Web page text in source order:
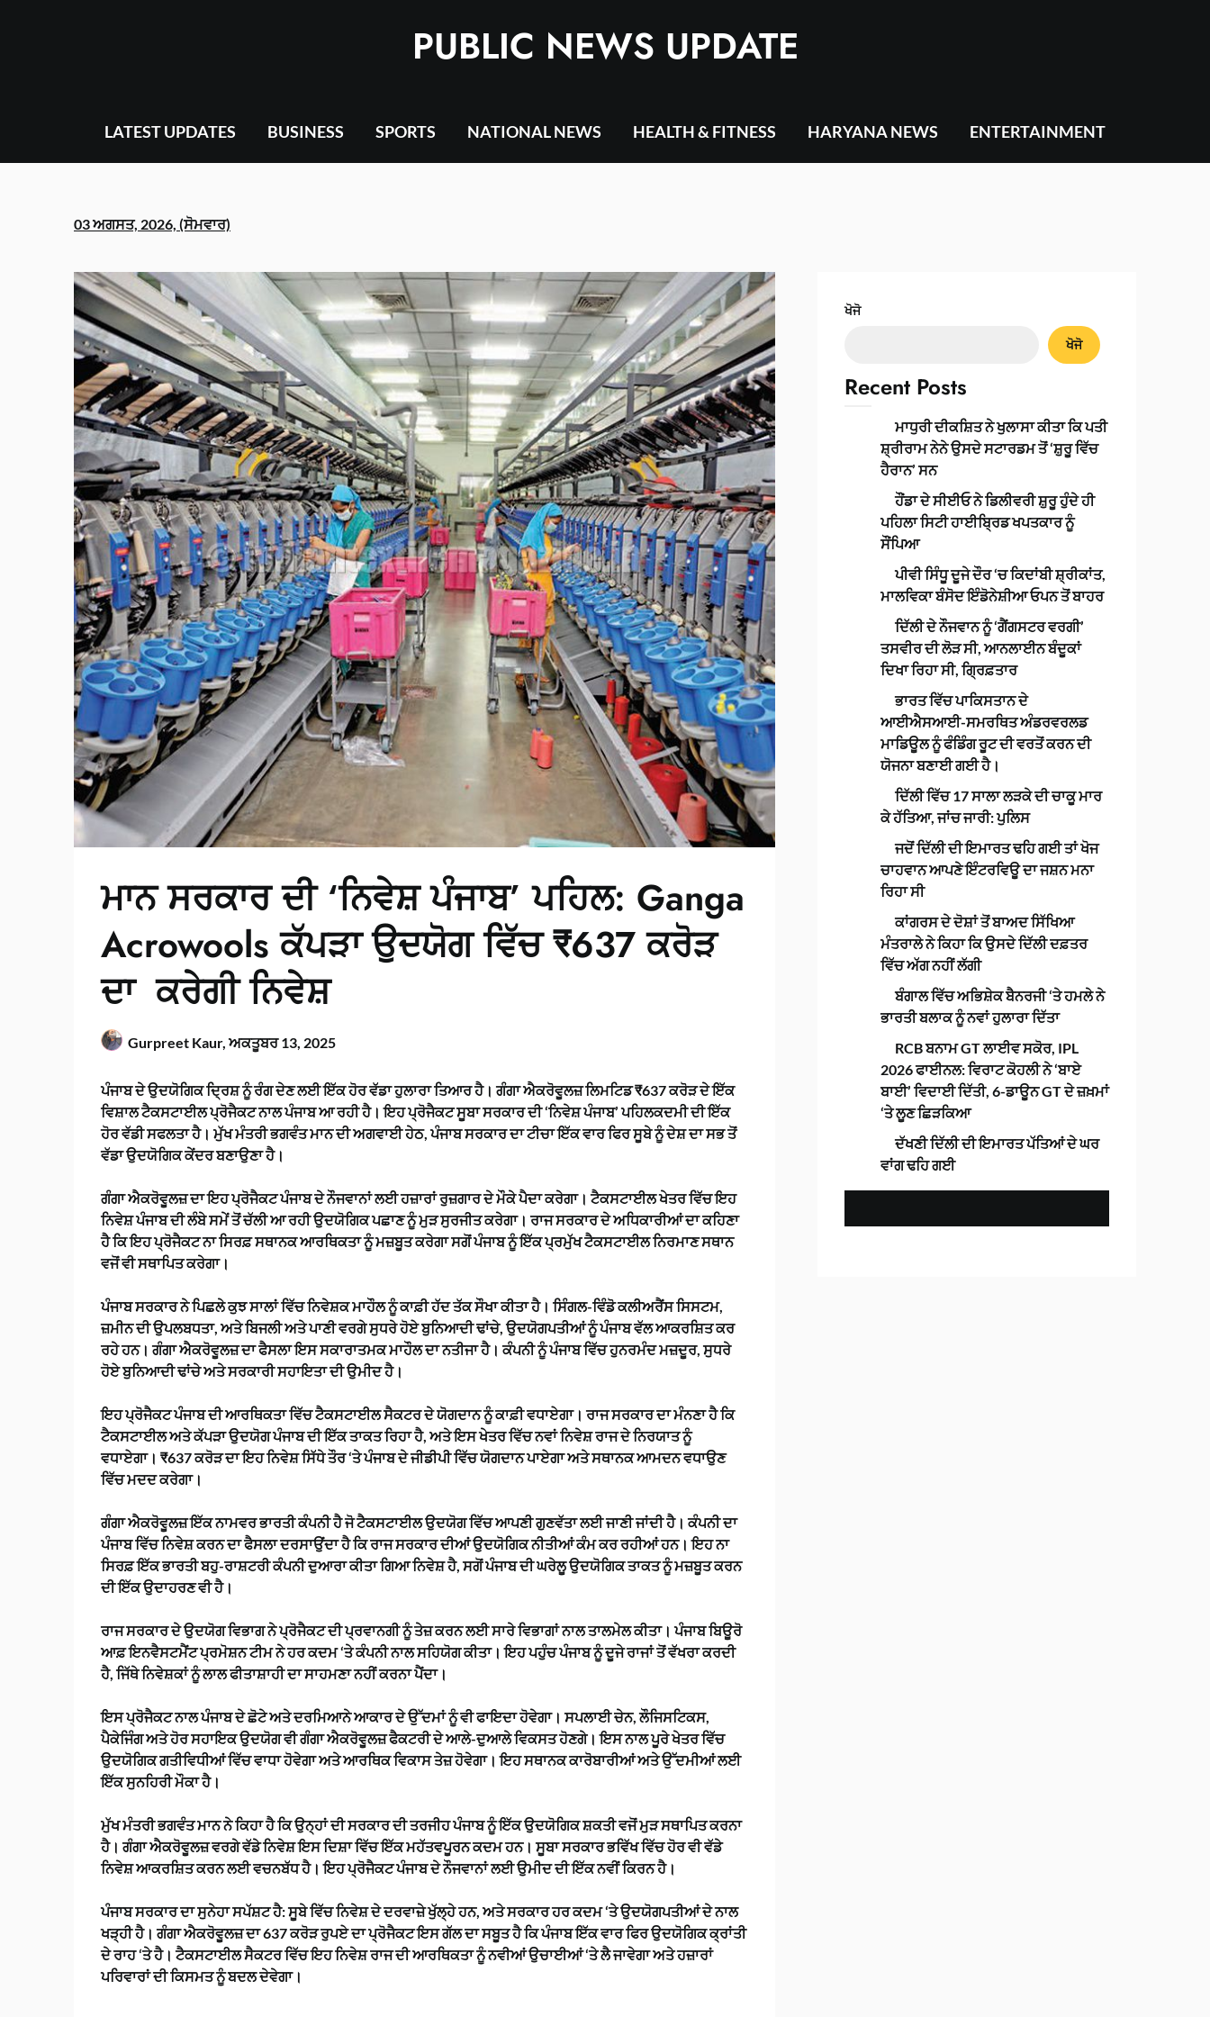
PUBLIC NEWS UPDATE
LATEST UPDATES BUSINESS SPORTS NATIONAL NEWS HEALTH & FITNESS HARYANA NEWS ENTERTAINMENT
03 ਅਗਸਤ, 2026, (ਸੋਮਵਾਰ)
ਮਾਨ ਸਰਕਾਰ ਦੀ ‘ਨਿਵੇਸ਼ ਪੰਜਾਬ’ ਪਹਿਲ: Ganga
Acrowools ਕੱਪੜਾ ਉਦਯੋਗ ਵਿੱਚ ₹637 ਕਰੋੜ
ਦਾ ਕਰੇਗੀ ਨਿਵੇਸ਼
Gurpreet Kaur,ਅਕਤੂਬਰ 13, 2025
ਪੰਜਾਬ ਦੇ ਉਦਯੋਗਿਕ ਦ੍ਰਿਸ਼ ਨੂੰ ਰੰਗ ਦੇਣ ਲਈ ਇੱਕ ਹੋਰ ਵੱਡਾ ਹੁਲਾਰਾ ਤਿਆਰ ਹੈ। ਗੰਗਾ ਐਕਰੋਵੂਲਜ਼ ਲਿਮਟਿਡ ₹637 ਕਰੋੜ ਦੇ ਇੱਕ
ਵਿਸ਼ਾਲ ਟੈਕਸਟਾਈਲ ਪ੍ਰੋਜੈਕਟ ਨਾਲ ਪੰਜਾਬ ਆ ਰਹੀ ਹੈ। ਇਹ ਪ੍ਰੋਜੈਕਟ ਸੂਬਾ ਸਰਕਾਰ ਦੀ ‘ਨਿਵੇਸ਼ ਪੰਜਾਬ’ ਪਹਿਲਕਦਮੀ ਦੀ ਇੱਕ
ਹੋਰ ਵੱਡੀ ਸਫਲਤਾ ਹੈ। ਮੁੱਖ ਮੰਤਰੀ ਭਗਵੰਤ ਮਾਨ ਦੀ ਅਗਵਾਈ ਹੇਠ, ਪੰਜਾਬ ਸਰਕਾਰ ਦਾ ਟੀਚਾ ਇੱਕ ਵਾਰ ਫਿਰ ਸੂਬੇ ਨੂੰ ਦੇਸ਼ ਦਾ ਸਭ ਤੋਂ
ਵੱਡਾ ਉਦਯੋਗਿਕ ਕੇਂਦਰ ਬਣਾਉਣਾ ਹੈ।
ਗੰਗਾ ਐਕਰੋਵੂਲਜ਼ ਦਾ ਇਹ ਪ੍ਰੋਜੈਕਟ ਪੰਜਾਬ ਦੇ ਨੌਜਵਾਨਾਂ ਲਈ ਹਜ਼ਾਰਾਂ ਰੁਜ਼ਗਾਰ ਦੇ ਮੌਕੇ ਪੈਦਾ ਕਰੇਗਾ। ਟੈਕਸਟਾਈਲ ਖੇਤਰ ਵਿੱਚ ਇਹ
ਨਿਵੇਸ਼ ਪੰਜਾਬ ਦੀ ਲੰਬੇ ਸਮੇਂ ਤੋਂ ਚੱਲੀ ਆ ਰਹੀ ਉਦਯੋਗਿਕ ਪਛਾਣ ਨੂੰ ਮੁੜ ਸੁਰਜੀਤ ਕਰੇਗਾ। ਰਾਜ ਸਰਕਾਰ ਦੇ ਅਧਿਕਾਰੀਆਂ ਦਾ ਕਹਿਣਾ
ਹੈ ਕਿ ਇਹ ਪ੍ਰੋਜੈਕਟ ਨਾ ਸਿਰਫ਼ ਸਥਾਨਕ ਆਰਥਿਕਤਾ ਨੂੰ ਮਜ਼ਬੂਤ ਕਰੇਗਾ ਸਗੋਂ ਪੰਜਾਬ ਨੂੰ ਇੱਕ ਪ੍ਰਮੁੱਖ ਟੈਕਸਟਾਈਲ ਨਿਰਮਾਣ ਸਥਾਨ
ਵਜੋਂ ਵੀ ਸਥਾਪਿਤ ਕਰੇਗਾ।
ਪੰਜਾਬ ਸਰਕਾਰ ਨੇ ਪਿਛਲੇ ਕੁਝ ਸਾਲਾਂ ਵਿੱਚ ਨਿਵੇਸ਼ਕ ਮਾਹੌਲ ਨੂੰ ਕਾਫ਼ੀ ਹੱਦ ਤੱਕ ਸੌਖਾ ਕੀਤਾ ਹੈ। ਸਿੰਗਲ-ਵਿੰਡੋ ਕਲੀਅਰੈਂਸ ਸਿਸਟਮ,
ਜ਼ਮੀਨ ਦੀ ਉਪਲਬਧਤਾ, ਅਤੇ ਬਿਜਲੀ ਅਤੇ ਪਾਣੀ ਵਰਗੇ ਸੁਧਰੇ ਹੋਏ ਬੁਨਿਆਦੀ ਢਾਂਚੇ, ਉਦਯੋਗਪਤੀਆਂ ਨੂੰ ਪੰਜਾਬ ਵੱਲ ਆਕਰਸ਼ਿਤ ਕਰ
ਰਹੇ ਹਨ। ਗੰਗਾ ਐਕਰੋਵੂਲਜ਼ ਦਾ ਫੈਸਲਾ ਇਸ ਸਕਾਰਾਤਮਕ ਮਾਹੌਲ ਦਾ ਨਤੀਜਾ ਹੈ। ਕੰਪਨੀ ਨੂੰ ਪੰਜਾਬ ਵਿੱਚ ਹੁਨਰਮੰਦ ਮਜ਼ਦੂਰ, ਸੁਧਰੇ
ਹੋਏ ਬੁਨਿਆਦੀ ਢਾਂਚੇ ਅਤੇ ਸਰਕਾਰੀ ਸਹਾਇਤਾ ਦੀ ਉਮੀਦ ਹੈ।
ਇਹ ਪ੍ਰੋਜੈਕਟ ਪੰਜਾਬ ਦੀ ਆਰਥਿਕਤਾ ਵਿੱਚ ਟੈਕਸਟਾਈਲ ਸੈਕਟਰ ਦੇ ਯੋਗਦਾਨ ਨੂੰ ਕਾਫ਼ੀ ਵਧਾਏਗਾ। ਰਾਜ ਸਰਕਾਰ ਦਾ ਮੰਨਣਾ ਹੈ ਕਿ
ਟੈਕਸਟਾਈਲ ਅਤੇ ਕੱਪੜਾ ਉਦਯੋਗ ਪੰਜਾਬ ਦੀ ਇੱਕ ਤਾਕਤ ਰਿਹਾ ਹੈ, ਅਤੇ ਇਸ ਖੇਤਰ ਵਿੱਚ ਨਵਾਂ ਨਿਵੇਸ਼ ਰਾਜ ਦੇ ਨਿਰਯਾਤ ਨੂੰ
ਵਧਾਏਗਾ। ₹637 ਕਰੋੜ ਦਾ ਇਹ ਨਿਵੇਸ਼ ਸਿੱਧੇ ਤੌਰ ‘ਤੇ ਪੰਜਾਬ ਦੇ ਜੀਡੀਪੀ ਵਿੱਚ ਯੋਗਦਾਨ ਪਾਏਗਾ ਅਤੇ ਸਥਾਨਕ ਆਮਦਨ ਵਧਾਉਣ
ਵਿੱਚ ਮਦਦ ਕਰੇਗਾ।
ਗੰਗਾ ਐਕਰੋਵੂਲਜ਼ ਇੱਕ ਨਾਮਵਰ ਭਾਰਤੀ ਕੰਪਨੀ ਹੈ ਜੋ ਟੈਕਸਟਾਈਲ ਉਦਯੋਗ ਵਿੱਚ ਆਪਣੀ ਗੁਣਵੱਤਾ ਲਈ ਜਾਣੀ ਜਾਂਦੀ ਹੈ। ਕੰਪਨੀ ਦਾ
ਪੰਜਾਬ ਵਿੱਚ ਨਿਵੇਸ਼ ਕਰਨ ਦਾ ਫੈਸਲਾ ਦਰਸਾਉਂਦਾ ਹੈ ਕਿ ਰਾਜ ਸਰਕਾਰ ਦੀਆਂ ਉਦਯੋਗਿਕ ਨੀਤੀਆਂ ਕੰਮ ਕਰ ਰਹੀਆਂ ਹਨ। ਇਹ ਨਾ
ਸਿਰਫ਼ ਇੱਕ ਭਾਰਤੀ ਬਹੁ-ਰਾਸ਼ਟਰੀ ਕੰਪਨੀ ਦੁਆਰਾ ਕੀਤਾ ਗਿਆ ਨਿਵੇਸ਼ ਹੈ, ਸਗੋਂ ਪੰਜਾਬ ਦੀ ਘਰੇਲੂ ਉਦਯੋਗਿਕ ਤਾਕਤ ਨੂੰ ਮਜ਼ਬੂਤ ਕਰਨ
ਦੀ ਇੱਕ ਉਦਾਹਰਣ ਵੀ ਹੈ।
ਰਾਜ ਸਰਕਾਰ ਦੇ ਉਦਯੋਗ ਵਿਭਾਗ ਨੇ ਪ੍ਰੋਜੈਕਟ ਦੀ ਪ੍ਰਵਾਨਗੀ ਨੂੰ ਤੇਜ਼ ਕਰਨ ਲਈ ਸਾਰੇ ਵਿਭਾਗਾਂ ਨਾਲ ਤਾਲਮੇਲ ਕੀਤਾ। ਪੰਜਾਬ ਬਿਊਰੋ
ਆਫ਼ ਇਨਵੈਸਟਮੈਂਟ ਪ੍ਰਮੋਸ਼ਨ ਟੀਮ ਨੇ ਹਰ ਕਦਮ ‘ਤੇ ਕੰਪਨੀ ਨਾਲ ਸਹਿਯੋਗ ਕੀਤਾ। ਇਹ ਪਹੁੰਚ ਪੰਜਾਬ ਨੂੰ ਦੂਜੇ ਰਾਜਾਂ ਤੋਂ ਵੱਖਰਾ ਕਰਦੀ
ਹੈ, ਜਿੱਥੇ ਨਿਵੇਸ਼ਕਾਂ ਨੂੰ ਲਾਲ ਫੀਤਾਸ਼ਾਹੀ ਦਾ ਸਾਹਮਣਾ ਨਹੀਂ ਕਰਨਾ ਪੈਂਦਾ।
ਇਸ ਪ੍ਰੋਜੈਕਟ ਨਾਲ ਪੰਜਾਬ ਦੇ ਛੋਟੇ ਅਤੇ ਦਰਮਿਆਨੇ ਆਕਾਰ ਦੇ ਉੱਦਮਾਂ ਨੂੰ ਵੀ ਫਾਇਦਾ ਹੋਵੇਗਾ। ਸਪਲਾਈ ਚੇਨ, ਲੌਜਿਸਟਿਕਸ,
ਪੈਕੇਜਿੰਗ ਅਤੇ ਹੋਰ ਸਹਾਇਕ ਉਦਯੋਗ ਵੀ ਗੰਗਾ ਐਕਰੋਵੂਲਜ਼ ਫੈਕਟਰੀ ਦੇ ਆਲੇ-ਦੁਆਲੇ ਵਿਕਸਤ ਹੋਣਗੇ। ਇਸ ਨਾਲ ਪੂਰੇ ਖੇਤਰ ਵਿੱਚ
ਉਦਯੋਗਿਕ ਗਤੀਵਿਧੀਆਂ ਵਿੱਚ ਵਾਧਾ ਹੋਵੇਗਾ ਅਤੇ ਆਰਥਿਕ ਵਿਕਾਸ ਤੇਜ਼ ਹੋਵੇਗਾ। ਇਹ ਸਥਾਨਕ ਕਾਰੋਬਾਰੀਆਂ ਅਤੇ ਉੱਦਮੀਆਂ ਲਈ
ਇੱਕ ਸੁਨਹਿਰੀ ਮੌਕਾ ਹੈ।
ਮੁੱਖ ਮੰਤਰੀ ਭਗਵੰਤ ਮਾਨ ਨੇ ਕਿਹਾ ਹੈ ਕਿ ਉਨ੍ਹਾਂ ਦੀ ਸਰਕਾਰ ਦੀ ਤਰਜੀਹ ਪੰਜਾਬ ਨੂੰ ਇੱਕ ਉਦਯੋਗਿਕ ਸ਼ਕਤੀ ਵਜੋਂ ਮੁੜ ਸਥਾਪਿਤ ਕਰਨਾ
ਹੈ। ਗੰਗਾ ਐਕਰੋਵੂਲਜ਼ ਵਰਗੇ ਵੱਡੇ ਨਿਵੇਸ਼ ਇਸ ਦਿਸ਼ਾ ਵਿੱਚ ਇੱਕ ਮਹੱਤਵਪੂਰਨ ਕਦਮ ਹਨ। ਸੂਬਾ ਸਰਕਾਰ ਭਵਿੱਖ ਵਿੱਚ ਹੋਰ ਵੀ ਵੱਡੇ
ਨਿਵੇਸ਼ ਆਕਰਸ਼ਿਤ ਕਰਨ ਲਈ ਵਚਨਬੱਧ ਹੈ। ਇਹ ਪ੍ਰੋਜੈਕਟ ਪੰਜਾਬ ਦੇ ਨੌਜਵਾਨਾਂ ਲਈ ਉਮੀਦ ਦੀ ਇੱਕ ਨਵੀਂ ਕਿਰਨ ਹੈ।
ਪੰਜਾਬ ਸਰਕਾਰ ਦਾ ਸੁਨੇਹਾ ਸਪੱਸ਼ਟ ਹੈ: ਸੂਬੇ ਵਿੱਚ ਨਿਵੇਸ਼ ਦੇ ਦਰਵਾਜ਼ੇ ਖੁੱਲ੍ਹੇ ਹਨ, ਅਤੇ ਸਰਕਾਰ ਹਰ ਕਦਮ ‘ਤੇ ਉਦਯੋਗਪਤੀਆਂ ਦੇ ਨਾਲ
ਖੜ੍ਹੀ ਹੈ। ਗੰਗਾ ਐਕਰੋਵੂਲਜ਼ ਦਾ 637 ਕਰੋੜ ਰੁਪਏ ਦਾ ਪ੍ਰੋਜੈਕਟ ਇਸ ਗੱਲ ਦਾ ਸਬੂਤ ਹੈ ਕਿ ਪੰਜਾਬ ਇੱਕ ਵਾਰ ਫਿਰ ਉਦਯੋਗਿਕ ਕ੍ਰਾਂਤੀ
ਦੇ ਰਾਹ ‘ਤੇ ਹੈ। ਟੈਕਸਟਾਈਲ ਸੈਕਟਰ ਵਿੱਚ ਇਹ ਨਿਵੇਸ਼ ਰਾਜ ਦੀ ਆਰਥਿਕਤਾ ਨੂੰ ਨਵੀਆਂ ਉਚਾਈਆਂ ‘ਤੇ ਲੈ ਜਾਵੇਗਾ ਅਤੇ ਹਜ਼ਾਰਾਂ
ਪਰਿਵਾਰਾਂ ਦੀ ਕਿਸਮਤ ਨੂੰ ਬਦਲ ਦੇਵੇਗਾ।
ਖੋਜੋ
ਖੋਜੋ
Recent Posts
ਮਾਧੁਰੀ ਦੀਕਸ਼ਿਤ ਨੇ ਖੁਲਾਸਾ ਕੀਤਾ ਕਿ ਪਤੀ
ਸ਼੍ਰੀਰਾਮ ਨੇਨੇ ਉਸਦੇ ਸਟਾਰਡਮ ਤੋਂ ‘ਸ਼ੁਰੂ ਵਿੱਚ
ਹੈਰਾਨ’ ਸਨ
ਹੌਂਡਾ ਦੇ ਸੀਈਓ ਨੇ ਡਿਲੀਵਰੀ ਸ਼ੁਰੂ ਹੁੰਦੇ ਹੀ
ਪਹਿਲਾ ਸਿਟੀ ਹਾਈਬ੍ਰਿਡ ਖਪਤਕਾਰ ਨੂੰ
ਸੌਂਪਿਆ
ਪੀਵੀ ਸਿੰਧੂ ਦੂਜੇ ਦੌਰ ‘ਚ ਕਿਦਾਂਬੀ ਸ਼੍ਰੀਕਾਂਤ,
ਮਾਲਵਿਕਾ ਬੰਸੋਦ ਇੰਡੋਨੇਸ਼ੀਆ ਓਪਨ ਤੋਂ ਬਾਹਰ
ਦਿੱਲੀ ਦੇ ਨੌਜਵਾਨ ਨੂੰ ‘ਗੈਂਗਸਟਰ ਵਰਗੀ’
ਤਸਵੀਰ ਦੀ ਲੋੜ ਸੀ, ਆਨਲਾਈਨ ਬੰਦੂਕਾਂ
ਦਿਖਾ ਰਿਹਾ ਸੀ, ਗ੍ਰਿਫ਼ਤਾਰ
ਭਾਰਤ ਵਿੱਚ ਪਾਕਿਸਤਾਨ ਦੇ
ਆਈਐਸਆਈ-ਸਮਰਥਿਤ ਅੰਡਰਵਰਲਡ
ਮਾਡਿਊਲ ਨੂੰ ਫੰਡਿੰਗ ਰੂਟ ਦੀ ਵਰਤੋਂ ਕਰਨ ਦੀ
ਯੋਜਨਾ ਬਣਾਈ ਗਈ ਹੈ।
ਦਿੱਲੀ ਵਿੱਚ 17 ਸਾਲਾ ਲੜਕੇ ਦੀ ਚਾਕੂ ਮਾਰ
ਕੇ ਹੱਤਿਆ, ਜਾਂਚ ਜਾਰੀ: ਪੁਲਿਸ
ਜਦੋਂ ਦਿੱਲੀ ਦੀ ਇਮਾਰਤ ਢਹਿ ਗਈ ਤਾਂ ਖੋਜ
ਚਾਹਵਾਨ ਆਪਣੇ ਇੰਟਰਵਿਊ ਦਾ ਜਸ਼ਨ ਮਨਾ
ਰਿਹਾ ਸੀ
ਕਾਂਗਰਸ ਦੇ ਦੋਸ਼ਾਂ ਤੋਂ ਬਾਅਦ ਸਿੱਖਿਆ
ਮੰਤਰਾਲੇ ਨੇ ਕਿਹਾ ਕਿ ਉਸਦੇ ਦਿੱਲੀ ਦਫ਼ਤਰ
ਵਿੱਚ ਅੱਗ ਨਹੀਂ ਲੱਗੀ
ਬੰਗਾਲ ਵਿੱਚ ਅਭਿਸ਼ੇਕ ਬੈਨਰਜੀ ‘ਤੇ ਹਮਲੇ ਨੇ
ਭਾਰਤੀ ਬਲਾਕ ਨੂੰ ਨਵਾਂ ਹੁਲਾਰਾ ਦਿੱਤਾ
RCB ਬਨਾਮ GT ਲਾਈਵ ਸਕੋਰ, IPL
2026 ਫਾਈਨਲ: ਵਿਰਾਟ ਕੋਹਲੀ ਨੇ ‘ਬਾਏ
ਬਾਈ’ ਵਿਦਾਈ ਦਿੱਤੀ, 6-ਡਾਊਨ GT ਦੇ ਜ਼ਖ਼ਮਾਂ
‘ਤੇ ਲੂਣ ਛਿੜਕਿਆ
ਦੱਖਣੀ ਦਿੱਲੀ ਦੀ ਇਮਾਰਤ ਪੱਤਿਆਂ ਦੇ ਘਰ
ਵਾਂਗ ਢਹਿ ਗਈ